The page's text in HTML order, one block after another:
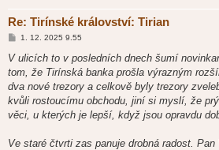
Re: Tirínské království: Tirian
P
í
p
ě
e
k
1. 12. 2025 9.55
V ulicích to v posledních dnech šumí
tom, že Tirínská banka prošla výrazným
dva nové trezory a celkově byly trezory
kvůli rostoucímu obchodu, jiní si myslí, že
věci, u kterých je lepší, když jsou opravdu
Ve staré čtvrti zas panuje drobná radost.